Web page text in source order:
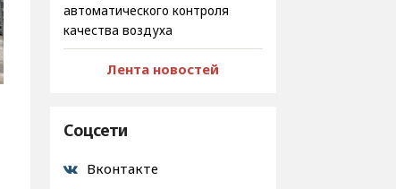
автоматического контроля
качества воздуха
Лента новостей
Соцсети
Вконтакте